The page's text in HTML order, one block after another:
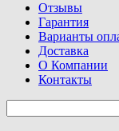
Отзывы
Гарантия
Варианты
Доставка
О Компании
Контакты